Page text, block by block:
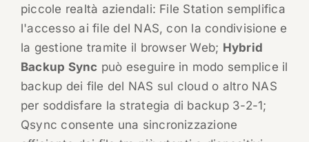
piccole realtà aziendali: File Station semplifica
l'accesso ai file del NAS, con la condivisione e
la gestione tramite il browser Web; Hybrid
Backup Sync può eseguire in modo semplice il
backup dei file del NAS sul cloud o altro NAS
per soddisfare la strategia di backup 3-2-1;
Qsync consente una sincronizzazione